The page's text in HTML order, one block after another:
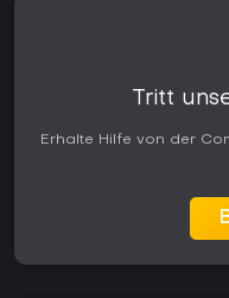
Tritt
Erhalte Hilfe von der